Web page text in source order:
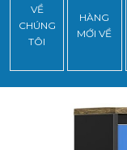
VỀ
CHÚNG
TÔI
HÀNG
MỚI VỀ